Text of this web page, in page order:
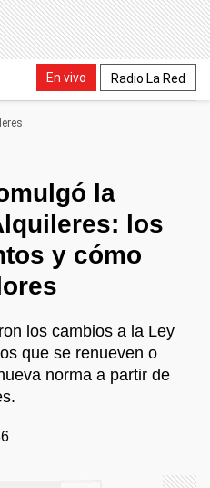
En vivo Radio La Red
la
los
y cómo
los cambios a la Ley
que se renueven o
norma a partir de